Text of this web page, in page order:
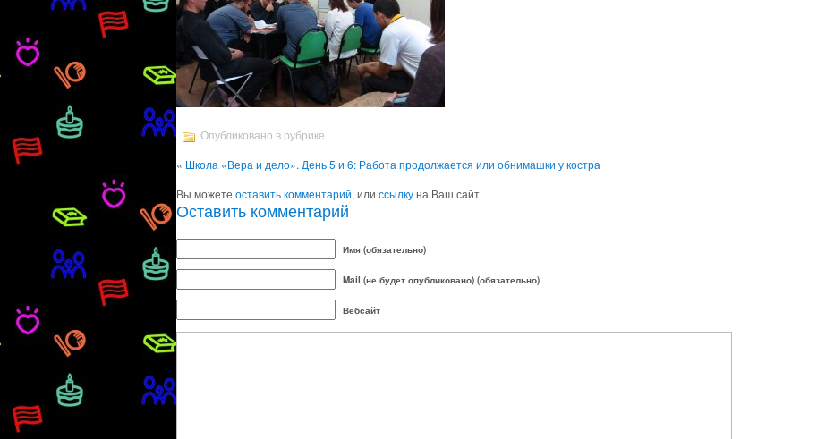
Опубликовано в рубрике
« Школа «Вера и дело». День 5 и 6: Работа продолжается или обнимашки у костра
Вы можете оставить комментарий, или ссылкуна Ваш сайт.
Оставить комментарий
Имя (обязательно)
Mail (не будет опубликовано) (обязательно)
Вебсайт